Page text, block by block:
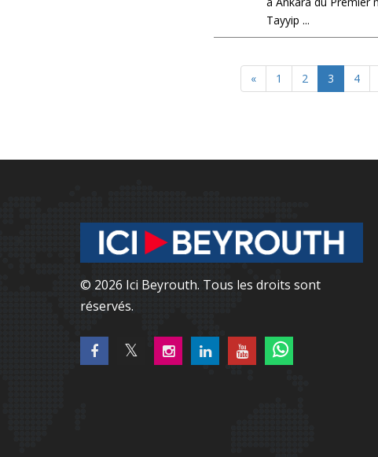
Tayyip ...
« 1 2 3 4
© 2026 Ici Beyrouth. Tous les droits sont
réservés.